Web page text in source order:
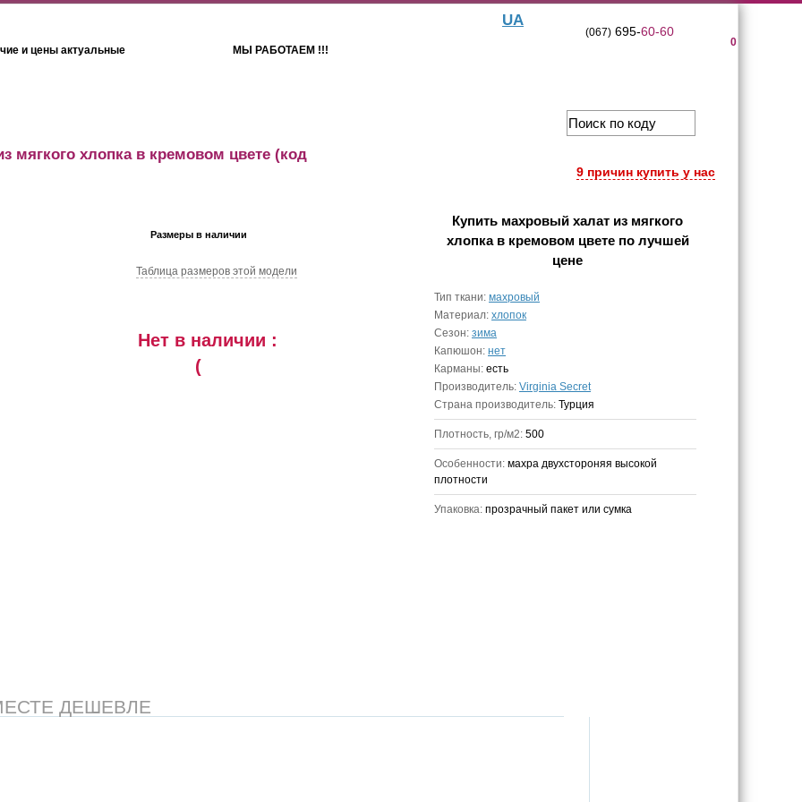
и цены актуальные МЫ РАБОТАЕМ !!!
UA
0
(067)695-60-60
9 причин купить у нас
мягкого хлопка в кремовом цвете (код
Размеры в наличии
Таблица размеров этой модели
Нет в наличии :
(
Купить махровый халат из мягкого
хлопка в кремовом цветепо лучшей
цене
Тип ткани: махровый
Материал: хлопок
Сезон: зима
Капюшон: нет
Карманы: есть
Производитель: Virginia Secret
Страна производитель: Турция
Плотность, гр/м2: 500
Особенности: махра двухстороняя высокой
плотности
Упаковка: прозрачный пакет или сумка
ДЕШЕВЛЕ